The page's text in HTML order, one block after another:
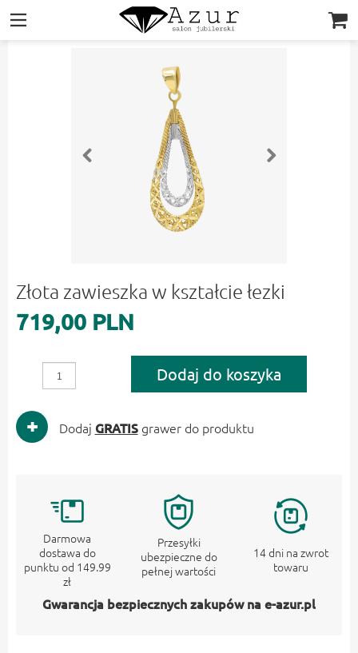
|||
Złota zawieszka w kształcie łezki
719,00 PLN
Dodaj do koszyka
Dodaj GRATISgrawer do produktu
Darmowa
dostawa do
punktu od 149.99
zł
Przesyłki
ubezpieczne do
pełnej wartości
14 dni na zwrot
towaru
Gwarancja bezpiecznych zakupów na e-azur.pl